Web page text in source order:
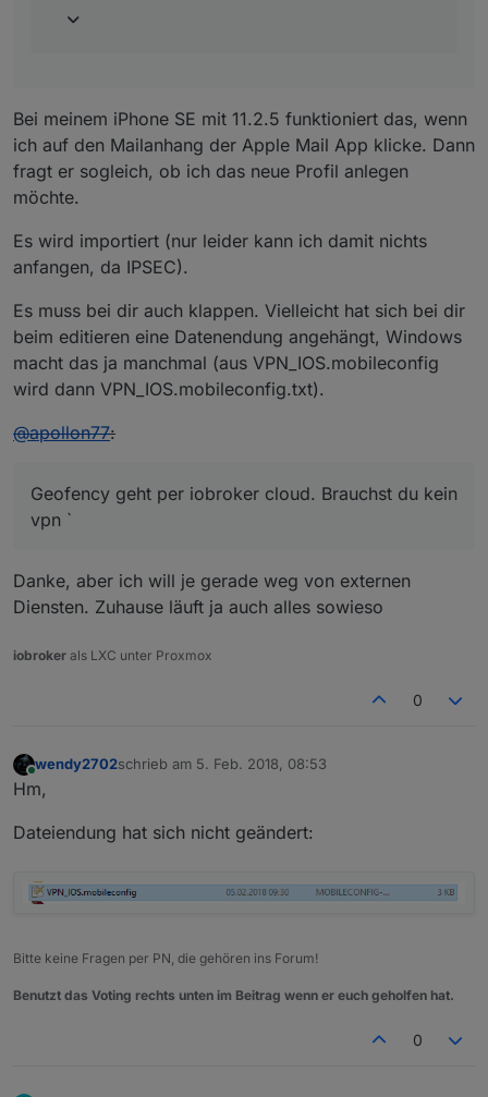
Bei meinem iPhone SE mit 11.2.5 funktioniert das, wenn
ich auf den Mailanhang der Apple Mail App klicke. Dann
fragt er sogleich, ob ich das neue Profil anlegen
möchte.
Es wird importiert (nur leider kann ich damit nichts
anfangen, da IPSEC).
Es muss bei dir auch klappen. Vielleicht hat sich bei dir
beim editieren eine Datenendung angehängt, Windows
macht das ja manchmal (aus VPN_IOS.mobileconfig
wird dann VPN_IOS.mobileconfig.txt).
@apollon77:
Geofency geht per iobroker cloud. Brauchst du kein
vpn `
Danke, aber ich will je gerade weg von externen
Diensten. Zuhause läuft ja auch alles sowieso
iobroker als LXC unter Proxmox
0
wendy2702schrieb am 5. Feb. 2018, 08:53
zuletzt editiert von
Hm,
Dateiendung hat sich nicht geändert:
Bitte keine Fragen per PN, die gehören ins Forum!
Benutzt das Voting rechts unten im Beitrag wenn er euch geholfen hat.
0